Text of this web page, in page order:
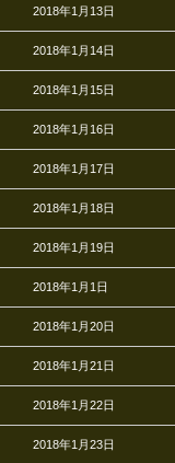
2018年1月13日
2018年1月14日
2018年1月15日
2018年1月16日
2018年1月17日
2018年1月18日
2018年1月19日
2018年1月1日
2018年1月20日
2018年1月21日
2018年1月22日
2018年1月23日